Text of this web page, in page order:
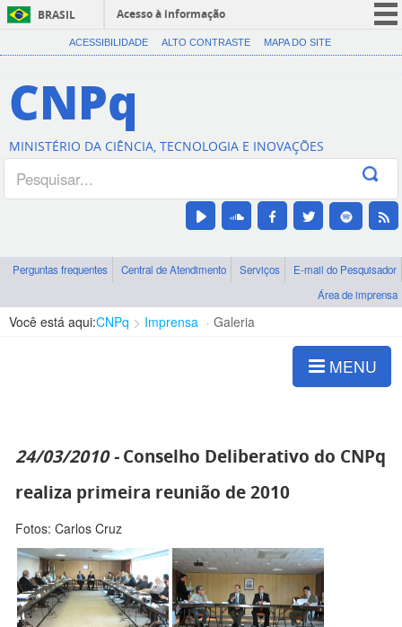
BRASIL
Acesso à informação
CORONAVÍRUS (COVID-19)
Canais
ACESSIBILIDADE ALTO CONTRASTE MAPA DO SITE
CNPq
MINISTÉRIO DA CIÊNCIA, TECNOLOGIA E INOVAÇÕES
Perguntas frequentes Central de Atendimento Serviços
E-mail do Pesquisador
Área de imprensa
Você está aqui:CNPq Imprensa Galeria
MENU
24/03/2010 -Conselho Deliberativo do CNPq
realiza primeira reunião de 2010
Fotos: Carlos Cruz